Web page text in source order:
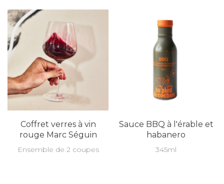
Coffret verres à vin
rouge Marc Séguin
Ensemble de 2 coupes
Sauce BBQ à l'érable et
habanero
345ml